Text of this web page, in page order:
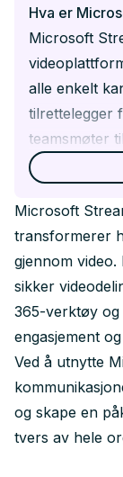
Hva er
Microsoft
alle enkelt
tilrettelegger
teamsmøter
Hvordan kan
Microsoft
å
holde alle
kraftfullt
Kan dere
Microsoft-
Absolutt!
Microsoft
transformerer
gjennom
sikker
365-verktøy
engasjement
Ved å utnytte
og skape en
tvers av hele